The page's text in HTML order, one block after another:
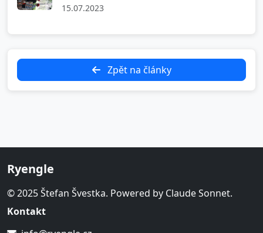
15.07.2023
Zpět na články
Ryengle
© 2025 Štefan Švestka. Powered by Claude Sonnet.
Kontakt